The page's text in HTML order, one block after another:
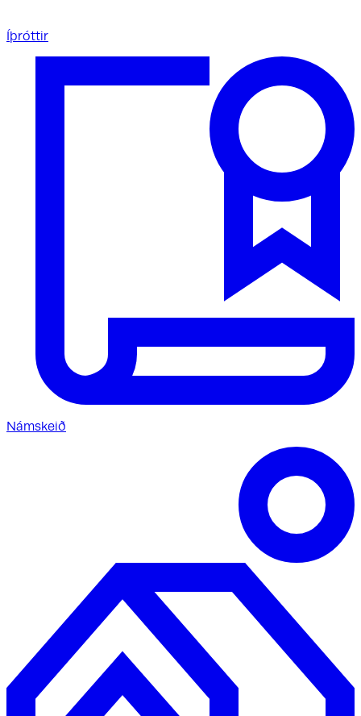
Íþróttir
Námskeið